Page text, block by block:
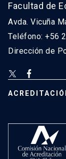
Facultad de
Avda. Vicuña
Teléfono: +56
Dirección de